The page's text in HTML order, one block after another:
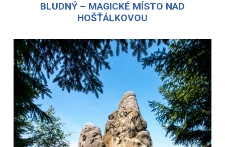
BLUDNÝ – MAGICKÉ MÍSTO NAD
HOŠŤÁLKOVOU